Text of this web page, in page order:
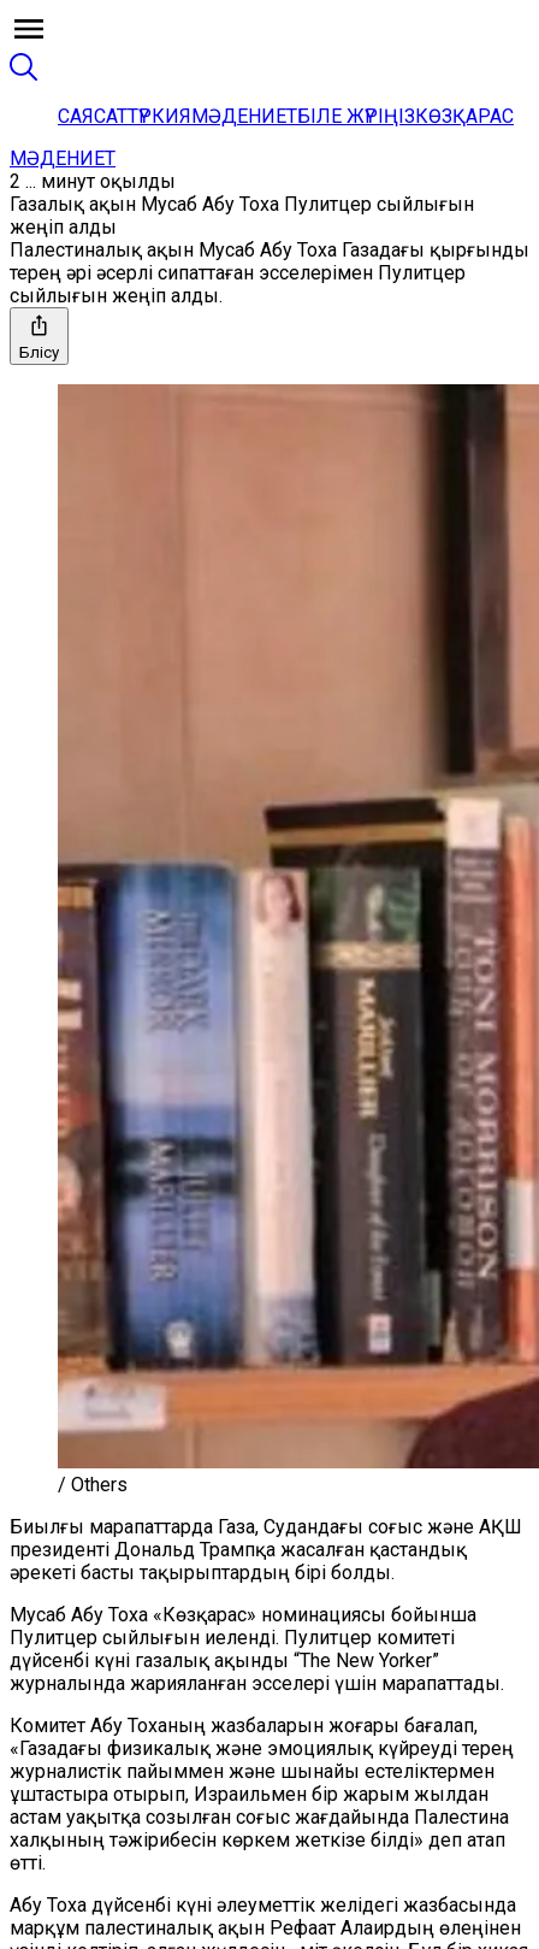
САЯСАТТҮРКИЯМӘДЕНИЕТБІЛЕ ЖҮРІҢІЗКӨЗҚАРАС
МӘДЕНИЕТ
2 ... минут оқылды
Газалық ақын Мусаб Абу Тоха Пулитцер сыйлығын
жеңіп алды
Палестиналық ақын Мусаб Абу Тоха Газадағы қырғынды
терең әрі әсерлі сипаттаған эсселерімен Пулитцер
сыйлығын жеңіп алды.
Бөлісу
/ Others
Биылғы марапаттарда Газа, Судандағы соғыс және АҚШ
президенті Дональд Трампқа жасалған қастандық
әрекеті басты тақырыптардың бірі болды.
Мусаб Абу Тоха «Көзқарас» номинациясы бойынша
Пулитцер сыйлығын иеленді. Пулитцер комитеті
дүйсенбі күні газалық ақынды “The New Yorker”
журналында жарияланған эсселері үшін марапаттады.
Комитет Абу Тоханың жазбаларын жоғары бағалап,
«Газадағы физикалық және эмоциялық күйреуді терең
журналистік пайыммен және шынайы естеліктермен
ұштастыра отырып, Израильмен бір жарым жылдан
астам уақытқа созылған соғыс жағдайында Палестина
халқының тәжірибесін көркем жеткізе білді» деп атап
өтті.
Абу Тоха дүйсенбі күні әлеуметтік желідегі жазбасында
марқұм палеcтиналық ақын Рефаат Алаирдың өлеңінен